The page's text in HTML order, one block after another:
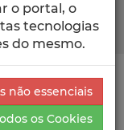
Detalhada da
o portal, o
tecnologias
do mesmo.
não essenciais
os Cookies